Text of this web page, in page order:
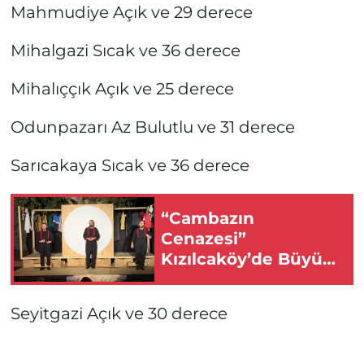
Mahmudiye Açık ve 29 derece
Mihalgazi Sıcak ve 36 derece
Mihalıççık Açık ve 25 derece
Odunpazarı Az Bulutlu ve 31 derece
Sarıcakaya Sıcak ve 36 derece
“Cambazın
Cenazesi”
Kızılcaköy’de Büyük
Seyitgazi Açık ve 30 derece